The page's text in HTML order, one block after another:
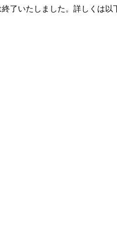
終了いたしました。詳しくは